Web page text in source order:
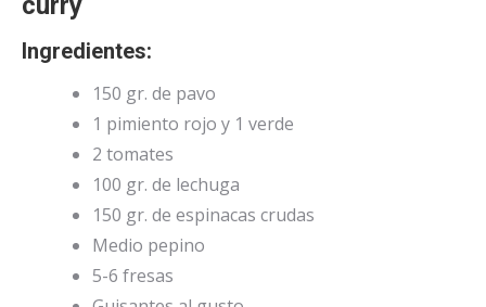
Ingredientes:
150 gr. de pavo
1 pimiento rojo y 1 verde
2 tomates
100 gr. de lechuga
150 gr. de espinacas crudas
Medio pepino
5-6 fresas